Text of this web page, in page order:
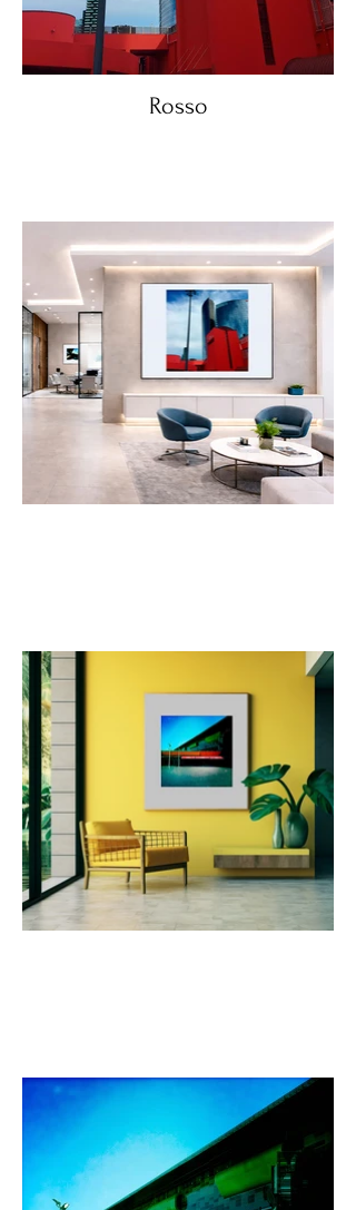
Rosso